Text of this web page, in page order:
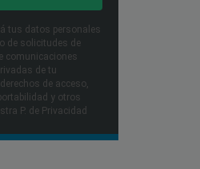
tus datos personales
de solicitudes de
comunicaciones
de tu
de acceso,
y otros
P. de Privacidad​